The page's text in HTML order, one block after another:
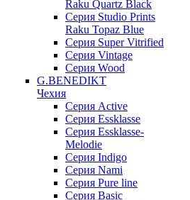
Raku Quartz Black
Серия Studio Prints
Raku Topaz Blue
Серия Super Vitrified
Серия Vintage
Серия Wood
G.BENEDIKT
Чехия
Cерия Active
Cерия Essklasse
Cерия Essklasse-
Melodie
Cерия Indigo
Cерия Nami
Cерия Pure line
Серия Basic